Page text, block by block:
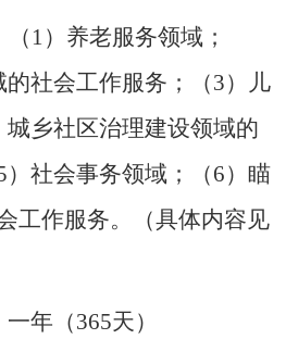
1）养老服务领域；
的社会工作服务；（3）儿
乡社区治理建设领域的
社会事务领域；（6）瞄
工作服务。（具体内容见
年（365天）